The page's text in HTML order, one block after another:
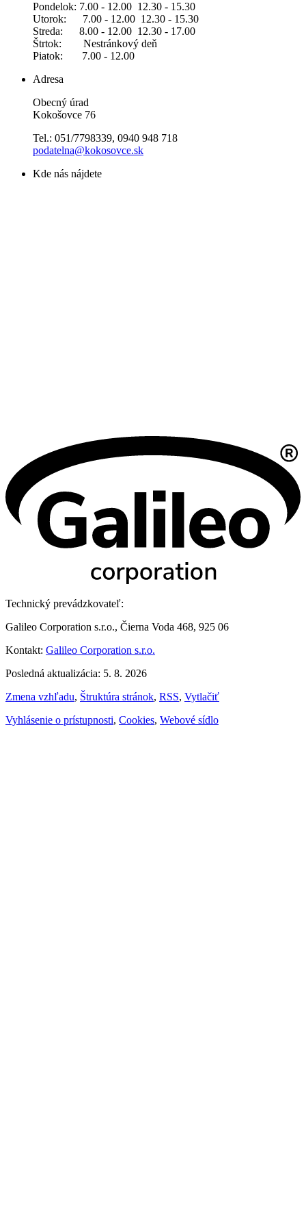
Pondelok: 7.00 - 12.00 12.30 - 15.30
Utorok: 7.00 - 12.00 12.30 - 15.30
Streda: 8.00 - 12.00 12.30 - 17.00
Štrtok: Nestránkový deň
Piatok: 7.00 - 12.00
Adresa
Obecný úrad
Kokošovce 76
Tel.: 051/7798339, 0940 948 718
podatelna@kokosovce.sk
Kde nás nájdete
Technický prevádzkovateľ:
Galileo Corporation s.r.o., Čierna Voda 468, 925 06
Kontakt: Galileo Corporation s.r.o.
Posledná aktualizácia: 5. 8. 2026
Zmena vzhľadu, Štruktúra stránok, RSS, Vytlačiť
Vyhlásenie o prístupnosti, Cookies, Webové sídlo